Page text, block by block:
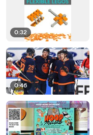
0:32
0:46